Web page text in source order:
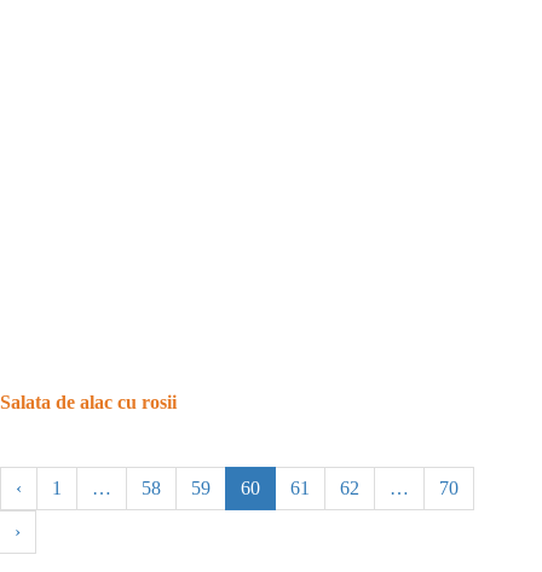
Salata de alac cu rosii
‹ 1 … 58 59 60 61 62 … 70
›